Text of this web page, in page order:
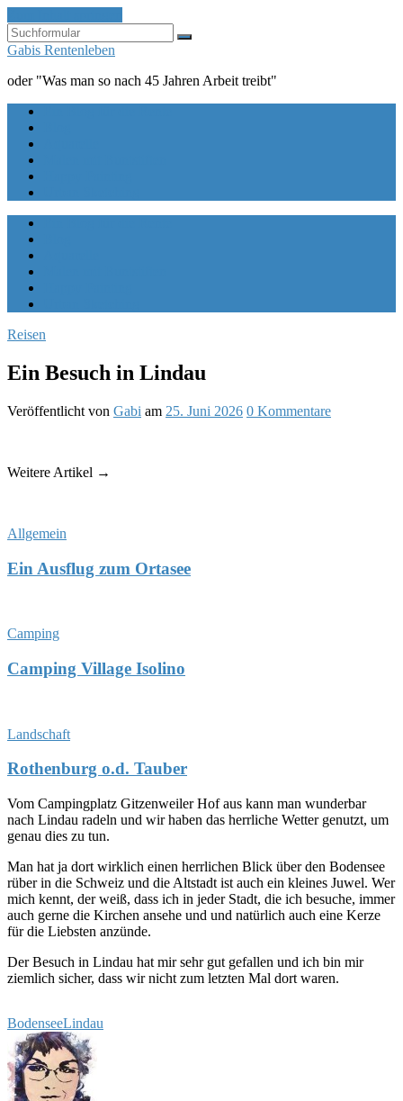
Suchen
Gabis Rentenleben
oder "Was man so nach 45 Jahren Arbeit treibt"
Reisen
Ein Besuch in Lindau
Veröffentlicht von Gabi am 25. Juni 2026 0 Kommentare
Weitere Artikel →
Allgemein
Ein Ausflug zum Ortasee
Camping
Camping Village Isolino
Landschaft
Rothenburg o.d. Tauber
Vom Campingplatz Gitzenweiler Hof aus kann man wunderbar
nach Lindau radeln und wir haben das herrliche Wetter genutzt, um
genau dies zu tun.
Man hat ja dort wirklich einen herrlichen Blick über den Bodensee
rüber in die Schweiz und die Altstadt ist auch ein kleines Juwel. Wer
mich kennt, der weiß, dass ich in jeder Stadt, die ich besuche, immer
auch gerne die Kirchen ansehe und und natürlich auch eine Kerze
für die Liebsten anzünde.
Der Besuch in Lindau hat mir sehr gut gefallen und ich bin mir
ziemlich sicher, dass wir nicht zum letzten Mal dort waren.
BodenseeLindau